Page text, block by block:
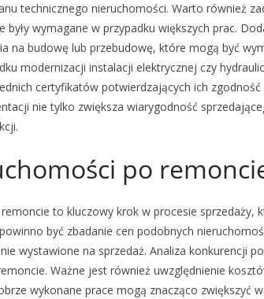
technicznego nieruchomości. Warto również
wymagane w przypadku większych prac.
na budowę lub przebudowę, które mogą być
modernizacji instalacji elektrycznej czy
certyfikatów potwierdzających ich
nie tylko zwiększa wiarygodność
po
to kluczowy krok w procesie sprzedaży,
być zbadanie cen podobnych
wystawione na sprzedaż. Analiza konkurencji
Ważne jest również uwzględnienie
wykonane prace mogą znacząco zwiększyć